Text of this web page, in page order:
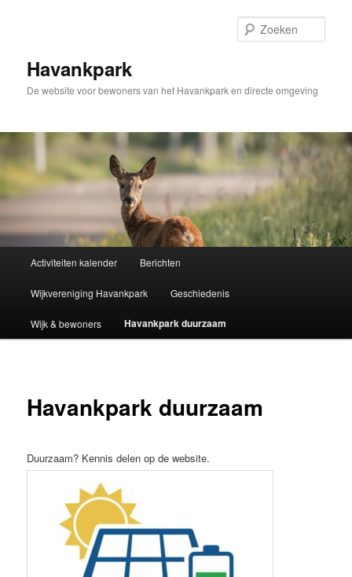
inhoudHavankpark
De website voor bewoners van het Havankpark en directe omgeving
Activiteiten kalender Berichten
Wijkvereniging Havankpark Geschiedenis
Wijk & bewoners Havankpark duurzaam
Havankpark duurzaam
Duurzaam? Kennis delen op de website.